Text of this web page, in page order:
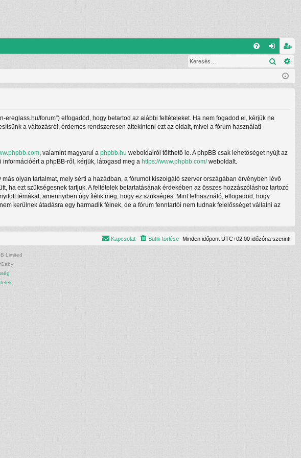
el eg
is
ereglass.hu/forum”) elfogadod, hogy betartod az alábbi feltételeket. Ha nem fogadod el, kérjük ne
a változásról, érdemes rendszeresen áttekinteni ezt az oldalt, mivel a fórum használati
, valamint magyarul a phpbb.hu weboldalról tölthető le. A phpBB csak lehetőséget nyújt az
a phpBB-ről, kérjük, látogasd meg a https://www.phpbb.com/weboldalt.
olyan tartalmat, mely sérti a hazádban, a fórumot kiszolgáló szerver országában érvényben lévő
ha ezt szükségesnek tartjuk. A feltételek betartatásának érdekében az összes hozzászóláshoz tartozó
témákat, amennyiben úgy ítélik meg, hogy ez szükséges. Mint felhasználó, elfogadod, hogy
kerülnek átadásra egy harmadik félnek, de a fórum fenntartói nem tudnak felelősséget vállalni az
Minden időpont UTC+02:00 időzóna szerinti
Sütik törlése
Kapcsolat
Limited